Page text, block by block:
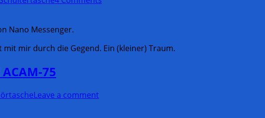
Nano Messenger.
mir durch die Gegend. Ein (kleiner) Traum.
75
Leave a comment